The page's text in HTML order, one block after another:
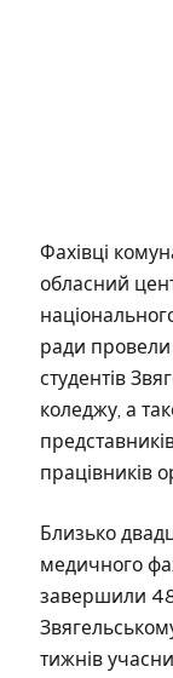
Фахівці
обласний
ради провели
студентів
коледжу, а
працівників
Близько
медичного
завершили
тижнів